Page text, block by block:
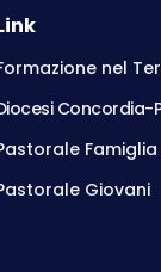
nel
Concordia-
Giovani